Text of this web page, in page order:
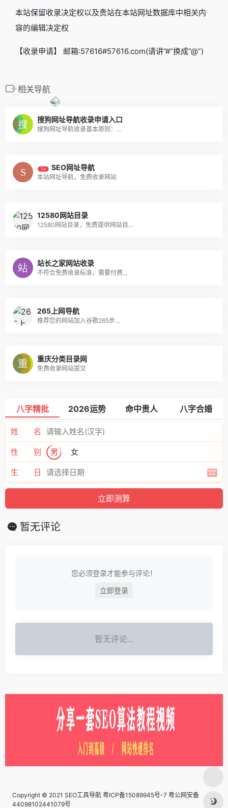
本站保留收录决定权以及贵站在本站网址数据库中相关内
容的编辑决定权
【收录申请】 邮箱:57616#57616.com(请讲”#”换成”@”)
相关导航
搜狗网址导航收录申请入口
搜狗网址导航收录基本原则：…
Top SEO网址导航
本站网址导航，免费收录网站
12580网站目录
12580网站目录，免费提供网站目…
站长之家网站收录
不符合免费收录标准，需要付费…
265上网导航
推荐您的网站加入谷歌265步…
重庆分类目录网
免费收录网站提交
八字精批 2026运势 命中贵人 八字合婚
姓 名
性 别 男 女
生 日
暂无评论
您必须登录才能参与评论！
立即登录
暂无评论...
Copyright © 2021 SEO工具导航 粤ICP备15089945号-7 粤公网安备
44098102441079号